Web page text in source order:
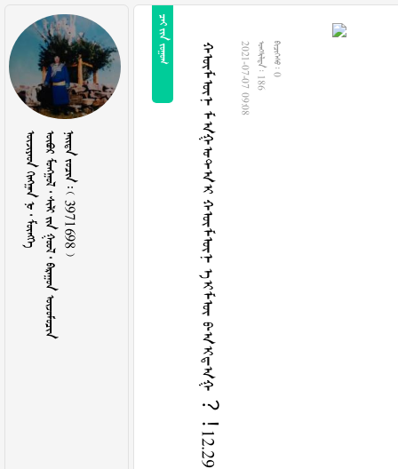
                3971698 
  
ᠬᠦᠮᠦᠨ ᠮᠠᠭᠤᠲᠠᠢ ᠬᠦᠮᠦᠨ ᠡᠢᠮᠦ ᠪᠠᠢᠳᠠᠭ︖︕12.29 2021-07-07 09:08  186  0